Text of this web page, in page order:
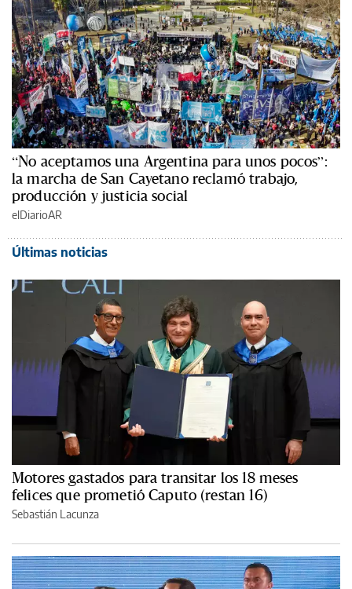
“No aceptamos una Argentina para unos pocos”:
la marcha de San Cayetano reclamó trabajo,
producción y justicia social
elDiarioAR
Últimas noticias
Motores gastados para transitar los 18 meses
felices que prometió Caputo (restan 16)
Sebastián Lacunza